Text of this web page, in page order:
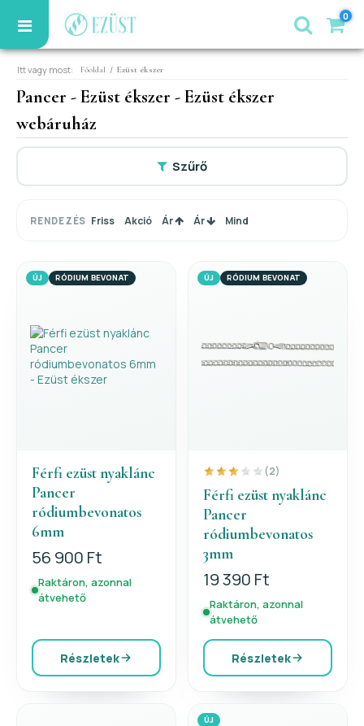
0
Itt vagy most: Főoldal / Ezüst ékszer
Pancer - Ezüst ékszer - Ezüst ékszer
webáruház
Szűrő
RENDEZÉS Friss Akció Ár Ár Mind
ÚJ RÓDIUM BEVONAT
Férfi ezüst nyaklánc
Pancer
ródiumbevonatos
6mm
56 900 Ft
Raktáron, azonnal
átvehető
Részletek
ÚJ RÓDIUM BEVONAT
(2)
Férfi ezüst nyaklánc
Pancer
ródiumbevonatos
3mm
19 390 Ft
Raktáron, azonnal
átvehető
Részletek
ÚJ